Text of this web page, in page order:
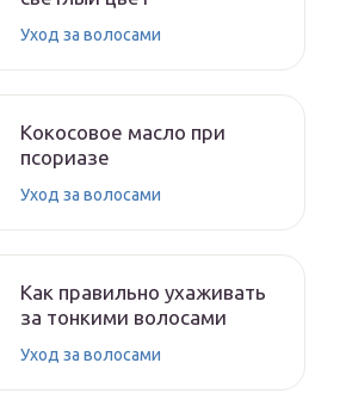
Уход за волосами
Кокосовое масло при
псориазе
Уход за волосами
Как правильно ухаживать
за тонкими волосами
Уход за волосами